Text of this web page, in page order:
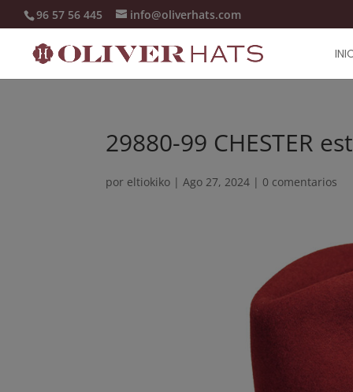
96 57 56 445 info@oliverhats.com
29880-99 CHESTER
por eltiokiko |Ago 27, 2024 | 0 comentarios